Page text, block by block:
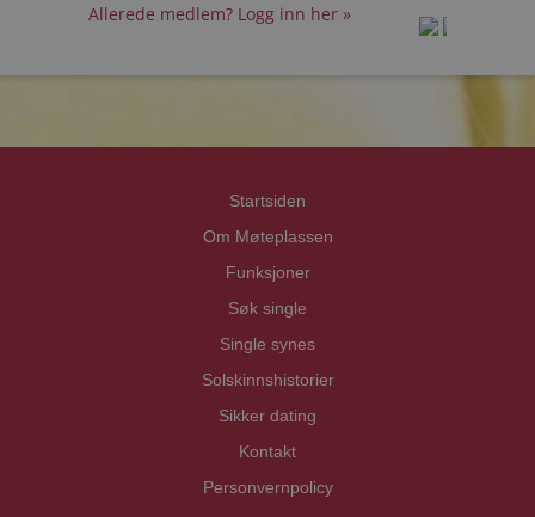
Allerede medlem? Logg inn her »
Startsiden
Om Møteplassen
Funksjoner
Søk single
Single synes
Solskinnshistorier
Sikker dating
Kontakt
Personvernpolicy